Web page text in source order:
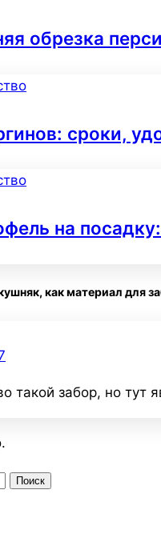
обрезка
сроки,
на
как материал для
такой забор, но тут